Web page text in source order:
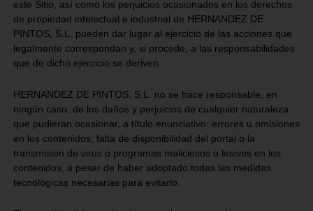
este Sitio, así como los perjuicios ocasionados en los derechos
de propiedad intelectual e industrial de HERNANDEZ DE
PINTOS, S.L. pueden dar lugar al ejercicio de las acciones que
legalmente correspondan y, si procede, a las responsabilidades
que de dicho ejercicio se deriven.
HERNANDEZ DE PINTOS, S.L. no se hace responsable, en
ningún caso, de los daños y perjuicios de cualquier naturaleza
que pudieran ocasionar, a título enunciativo: errores u omisiones
en los contenidos, falta de disponibilidad del portal o la
transmisión de virus o programas maliciosos o lesivos en los
contenidos, a pesar de haber adoptado todas las medidas
tecnológicas necesarias para evitarlo.